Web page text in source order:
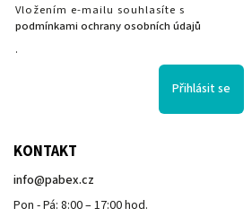
Vložením e-mailu souhlasíte s
podmínkami ochrany osobních údajů
.
Přihlásit se
KONTAKT
info@pabex.cz
Pon - Pá: 8:00 – 17:00 hod.